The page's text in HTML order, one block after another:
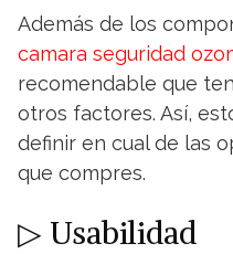
Además de los
camara seguridad
recomendable que
otros factores. Así,
definir en cual de las
que compres.
▷ Usabilidad